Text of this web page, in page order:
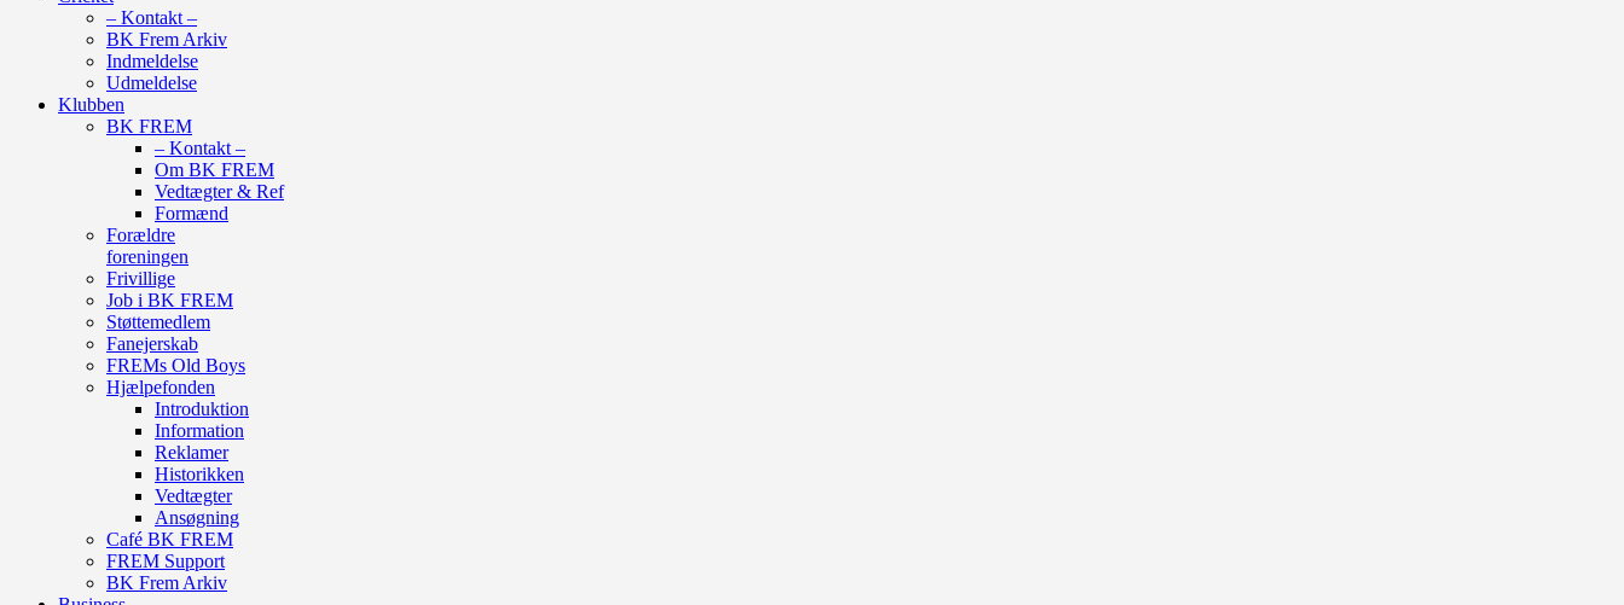
– Kontakt –
BK Frem Arkiv
Indmeldelse
Udmeldelse
Klubben
BK FREM
– Kontakt –
Om BK FREM
Vedtægter & Ref
Formænd
Forældre
foreningen
Frivillige
Job i BK FREM
Støttemedlem
Fanejerskab
FREMs Old Boys
Hjælpefonden
Introduktion
Information
Reklamer
Historikken
Vedtægter
Ansøgning
Café BK FREM
FREM Support
BK Frem Arkiv